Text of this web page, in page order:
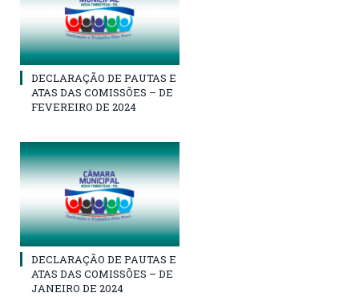
DECLARAÇÃO DE PAUTAS E
ATAS DAS COMISSÕES – DE
FEVEREIRO DE 2024
DECLARAÇÃO DE PAUTAS E
ATAS DAS COMISSÕES – DE
JANEIRO DE 2024